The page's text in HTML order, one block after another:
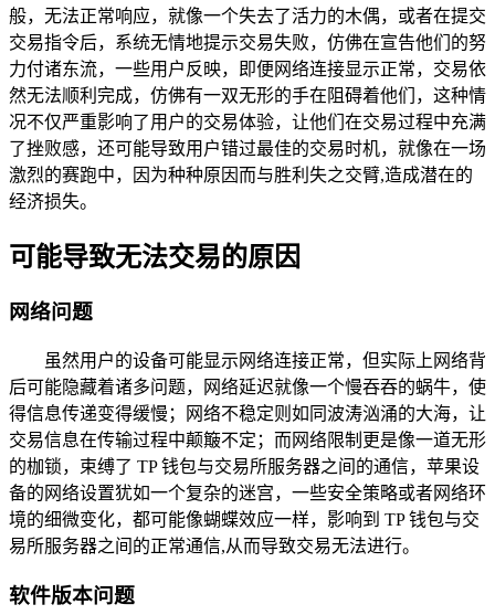
般，无法正常响应，就像一个失去了活力的木偶，或者在提交
交易指令后，系统无情地提示交易失败，仿佛在宣告他们的努
力付诸东流，一些用户反映，即便网络连接显示正常，交易依
然无法顺利完成，仿佛有一双无形的手在阻碍着他们，这种情
况不仅严重影响了用户的交易体验，让他们在交易过程中充满
了挫败感，还可能导致用户错过最佳的交易时机，就像在一场
激烈的赛跑中，因为种种原因而与胜利失之交臂,造成潜在的
经济损失。
可能导致无法交易的原因
网络问题
虽然用户的设备可能显示网络连接正常，但实际上网络背
后可能隐藏着诸多问题，网络延迟就像一个慢吞吞的蜗牛，使
得信息传递变得缓慢；网络不稳定则如同波涛汹涌的大海，让
交易信息在传输过程中颠簸不定；而网络限制更是像一道无形
的枷锁，束缚了 TP 钱包与交易所服务器之间的通信，苹果设
备的网络设置犹如一个复杂的迷宫，一些安全策略或者网络环
境的细微变化，都可能像蝴蝶效应一样，影响到 TP 钱包与交
易所服务器之间的正常通信,从而导致交易无法进行。
软件版本问题